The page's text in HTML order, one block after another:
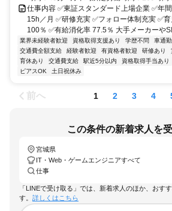
仕事内容 ✅東証スタンダード上場企業 ✅年
15h／月 ✅研修充実 ✅フォロー体制充実 ✅
100％ ✅有給消化率 77.5％ 大手メーカーや
業界未経験者歓迎 資格取得支援あり 学歴不問 車通
交通費全額支給
経験者歓迎 有資格者歓迎 研修あり
育休あり
交通費支給 駅近5分以内 資格取得手当あり
ピアスOK
土日祝休み
前へ 1 2 3 4
この条件の新着求人を
宮城県
IT・Web・ゲームエンジニアすべて
仕事
「LINEで受け取る」では、新着求人のほか、おす
す。 詳しくはこちら